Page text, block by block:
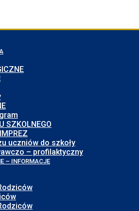
SZKOLNEGO
uczniów do szkoły
– profilaktyczny
– INFORMACJE